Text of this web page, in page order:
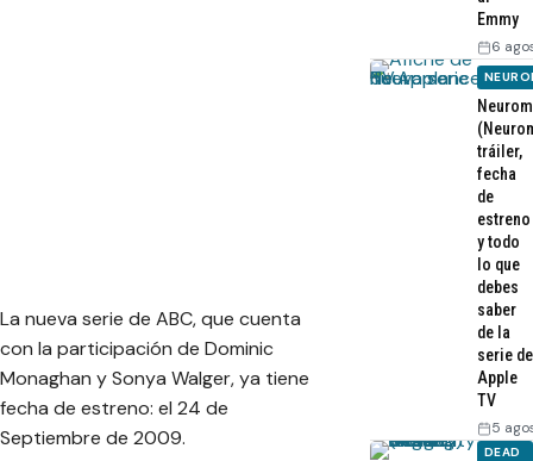
La nueva serie de ABC, que cuenta
con la participación de Dominic
Monaghan y Sonya Walger, ya tiene
fecha de estreno: el 24 de
Septiembre de 2009.
Emmy
6
tráiler,
fecha
de
estreno
y todo
lo que
debes
saber
de la
serie de
Apple
TV
5
DEAD